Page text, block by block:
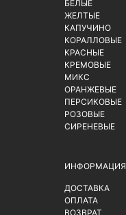
БЕЛЫЕ
ЖЕЛТЫЕ
КАПУЧИНО
КОРАЛЛОВЫЕ
КРАСНЫЕ
КРЕМОВЫЕ
МИКС
ОРАНЖЕВЫЕ
ПЕРСИКОВЫЕ
РОЗОВЫЕ
СИРЕНЕВЫЕ
ИНФОРМАЦИЯ
ДОСТАВКА
ОПЛАТА
ВОЗВРАТ